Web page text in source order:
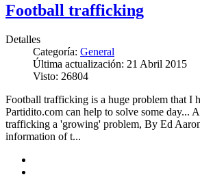
Football trafficking
Detalles
Categoría: General
Última actualización: 21 Abril 2015
Visto: 26804
Football trafficking is a huge problem that I
Partidito.com can help to solve some day...
trafficking a 'growing' problem, By Ed
information of t...